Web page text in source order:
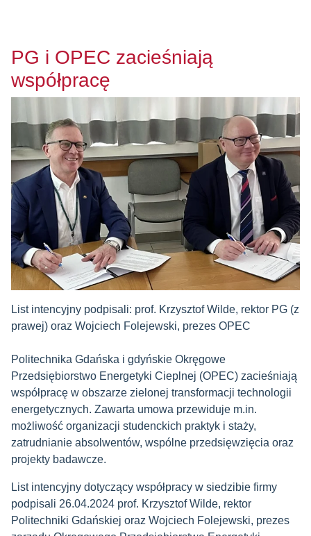
PG i OPEC zacieśniają
współpracę
List intencyjny podpisali: prof. Krzysztof Wilde, rektor PG (z
prawej) oraz Wojciech Folejewski, prezes OPEC
Politechnika Gdańska i gdyńskie Okręgowe
Przedsiębiorstwo Energetyki Cieplnej (OPEC) zacieśniają
współpracę w obszarze zielonej transformacji technologii
energetycznych. Zawarta umowa przewiduje m.in.
możliwość organizacji studenckich praktyk i staży,
zatrudnianie absolwentów, wspólne przedsięwzięcia oraz
projekty badawcze.
List intencyjny dotyczący współpracy w siedzibie firmy
podpisali 26.04.2024 prof. Krzysztof Wilde, rektor
Politechniki Gdańskiej oraz Wojciech Folejewski, prezes